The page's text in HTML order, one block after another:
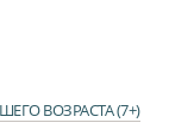
ВОЗРАСТА (7+)